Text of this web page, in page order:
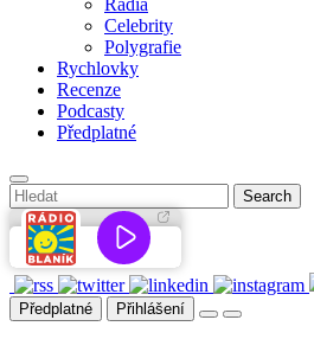
Rádia
Celebrity
Polygrafie
Rychlovky
Recenze
Podcasty
Předplatné
Předplatné Přihlášení